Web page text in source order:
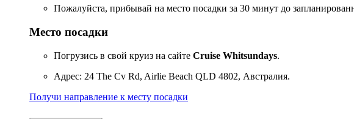
Пожалуйста, прибывай на место посадки за 30 минут до
Место посадки
Погрузись в свой круиз на сайте Cruise Whitsundays.
Адрес: 24 The Cv Rd, Airlie Beach QLD 4802, Австралия.
Получи направление к месту посадки